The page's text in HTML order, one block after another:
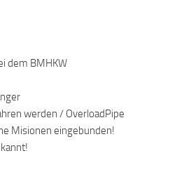
dem BMHKW
werden / OverloadPipe
Misionen eingebunden!